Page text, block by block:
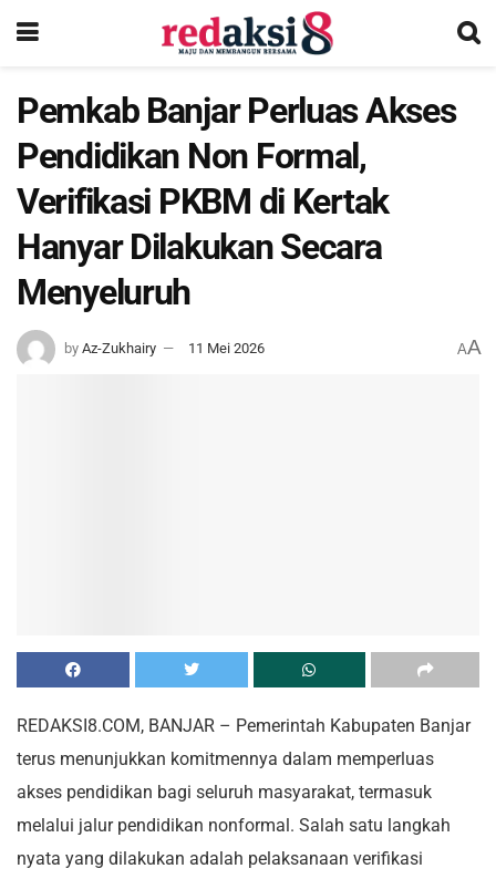
Pemkab Banjar Perluas Akses
Pendidikan Non Formal,
Verifikasi PKBM di Kertak
Hanyar Dilakukan Secara
Menyeluruh
by Az-Zukhairy 11 Mei 2026 AA
REDAKSI8.COM, BANJAR – Pemerintah Kabupaten Banjar
terus menunjukkan komitmennya dalam memperluas
akses pendidikan bagi seluruh masyarakat, termasuk
melalui jalur pendidikan nonformal. Salah satu langkah
nyata yang dilakukan adalah pelaksanaan verifikasi